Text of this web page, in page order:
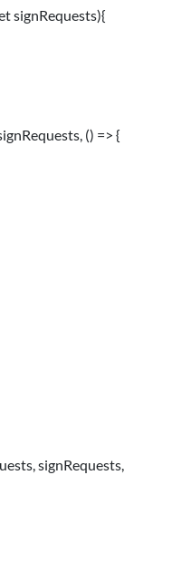
signRequests){
() => {
signRequests,